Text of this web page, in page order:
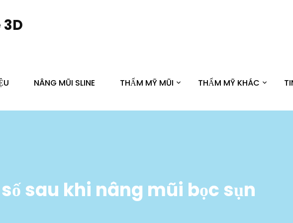
NÂNG MŨI SLINE THẨM MỸ MŨI THẨM MỸ KHÁC
sau khi nâng mũi bọc sụn